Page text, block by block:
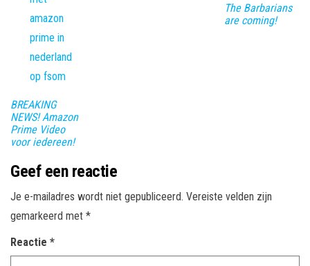
BREAKING
NEWS! Amazon
Prime Video
voor iedereen!
The Barbarians
are coming!
Geef een reactie
Je e-mailadres wordt niet gepubliceerd. Vereiste velden zijn
gemarkeerd met *
Reactie *